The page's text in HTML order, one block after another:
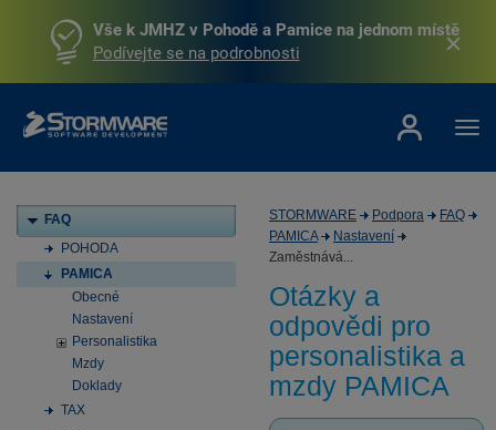
Vše k JMHZ v Pohodě a Pamice na jednom místě
Podívejte se na podrobnosti
FAQ
POHODA
PAMICA
Obecné
Nastavení
Personalistika
Mzdy
Doklady
TAX
STORMWARE Podpora
FAQ
PAMICA
Nastavení
Zaměstnává...
Otázky a
odpovědi pro
personalistika a
mzdy PAMICA